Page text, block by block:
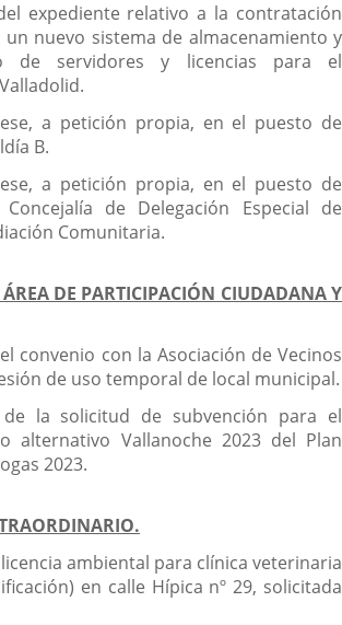
expediente relativo a la contratación
nuevo sistema de almacenamiento y
de servidores y licencias para el
a petición propia, en el puesto de
B.
a petición propia, en el puesto de
de Delegación Especial de
Comunitaria.
DE PARTICIPACIÓN CIUDADANA Y
convenio con la Asociación de Vecinos
de uso temporal de local municipal.
la solicitud de subvención para el
alternativo Vallanoche 2023 del Plan
2023.
ambiental para clínica veterinaria
en calle Hípica nº 29, solicitada